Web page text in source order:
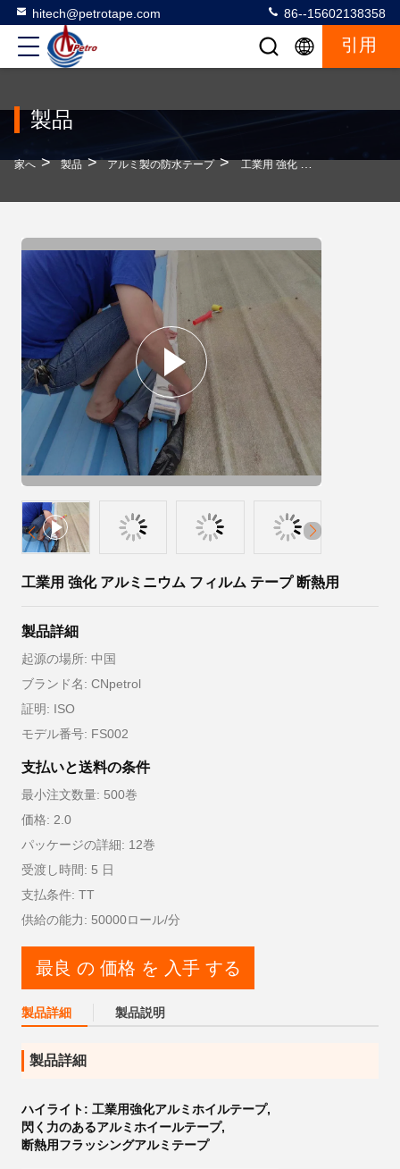
hitech@petrotape.com 86--15602138358
引用
製品
家へ > 製品 > アルミ製の防水テープ > 工業用 強化 アルミニウム フィルム テープ 断熱用
工業用 強化 アルミニウム フィルム テープ 断熱用
製品詳細
起源の場所: 中国
ブランド名: CNpetrol
証明: ISO
モデル番号: FS002
支払いと送料の条件
最小注文数量: 500巻
価格: 2.0
パッケージの詳細: 12巻
受渡し時間: 5 日
支払条件: TT
供給の能力: 50000ロール/分
最良 の 価格 を 入手 する
製品詳細 製品説明
製品詳細
ハイライト: 工業用強化アルミホイルテープ,
閃く力のあるアルミホイールテープ,
断熱用フラッシングアルミテープ